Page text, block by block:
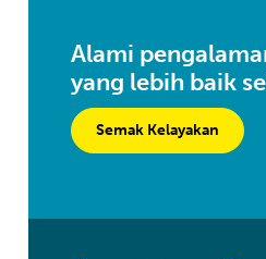
Alami
yang lebih baik
Semak Kelayakan